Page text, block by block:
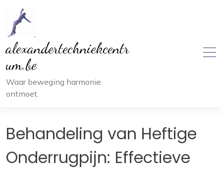
inhoud
alexandertechniekcentr
um.be
Waar beweging harmonie
ontmoet.
Behandeling van Heftige
Onderrugpijn: Effectieve